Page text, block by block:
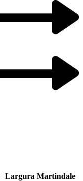
Largura Martindale